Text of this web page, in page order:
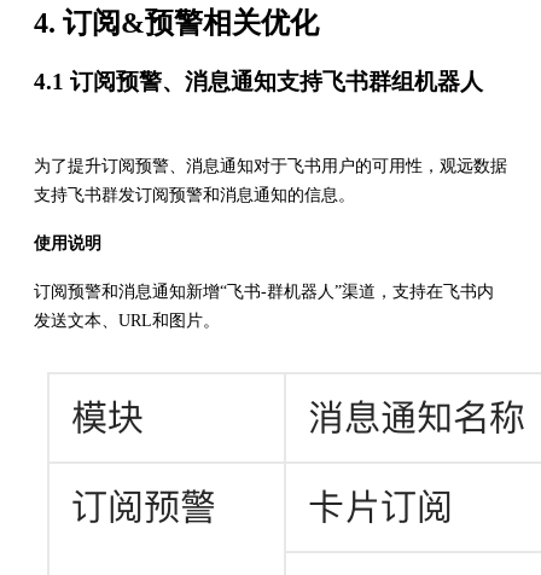
4. 订阅&预警相关优化
4.1 订阅预警、消息通知支持飞书群组机器人
为了提升订阅预警、消息通知对于飞书用户的可用性，观远数据
支持飞书群发订阅预警和消息通知的信息。
使用说明
订阅预警和消息通知新增“飞书-群机器人”渠道，支持在飞书内
发送文本、URL和图片。